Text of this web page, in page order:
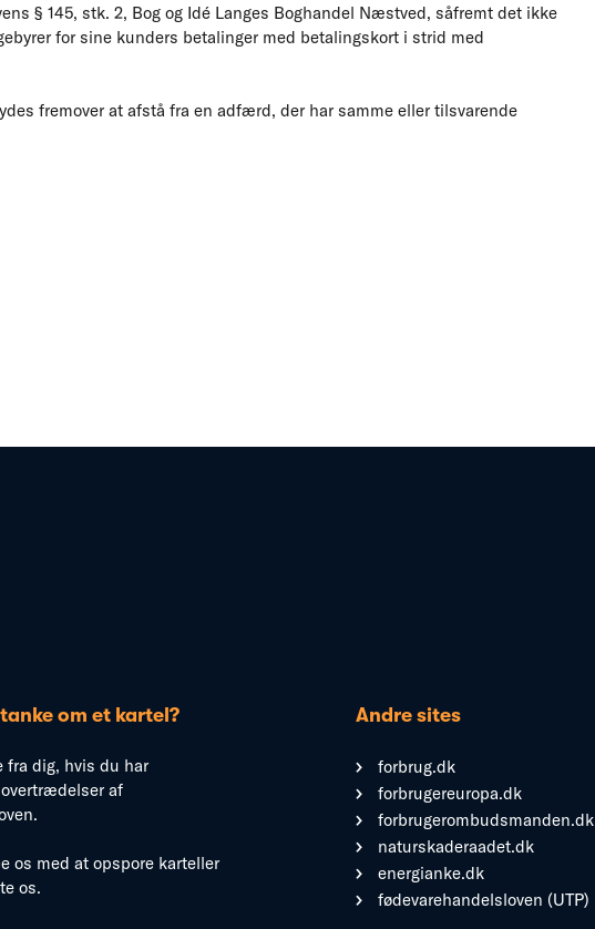
§ 145, stk. 2, Bog og Idé Langes Boghandel Næstved, såfremt det ikke
for sine kunders betalinger med betalingskort i strid med
fremover at afstå fra en adfærd, der har samme eller tilsvarende
om et kartel?
fra dig, hvis du har
af
os med at opspore karteller
os.
Andre sites
forbrug.dk
forbrugereuropa.dk
forbrugerombudsmanden.dk
naturskaderaadet.dk
energianke.dk
fødevarehandelsloven (UTP)